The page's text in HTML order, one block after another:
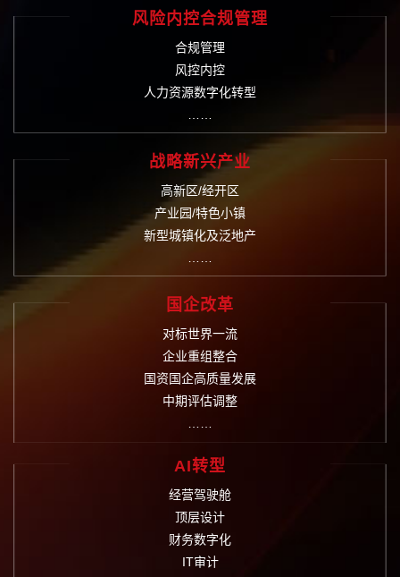
风险内控合规管理
合规管理
风控内控
人力资源数字化转型
战略新兴产业
高新区/经开区
产业园/特色小镇
新型城镇化及泛地产
国企改革
对标世界一流
企业重组整合
国资国企高质量发展
中期评估调整
AI转型
经营驾驶舱
顶层设计
财务数字化
IT审计